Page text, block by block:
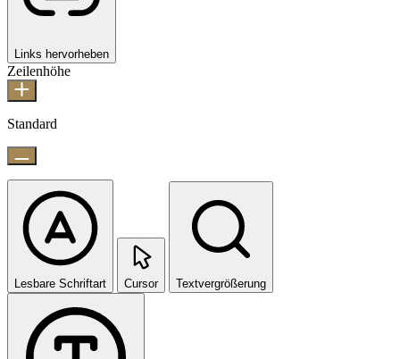
Links hervorheben
Zeilenhöhe
Standard
Lesbare Schriftart Cursor Textvergrößerung